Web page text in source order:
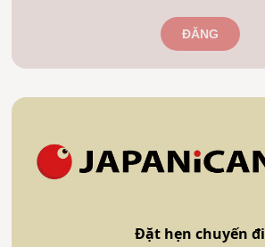
ĐĂNG
Đặt hẹn chuyến đi